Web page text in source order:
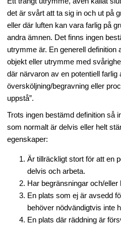
det är svårt att ta sig in och ut på
eller där luften kan vara farlig på
andra ämnen. Det finns ingen
utrymme är. En generell definition
objekt eller utrymme med
där närvaron av en potentiell farlig
översköljning/begravning eller
uppstå”.
Trots ingen bestämd definition så
som normalt är delvis eller helt
egenskaper:
Är tillräckligt stort för att en
delvis och arbeta.
Har begränsningar och/
En plats som ej är avsedd
behöver nödvändigtvis inte
En plats där räddning är